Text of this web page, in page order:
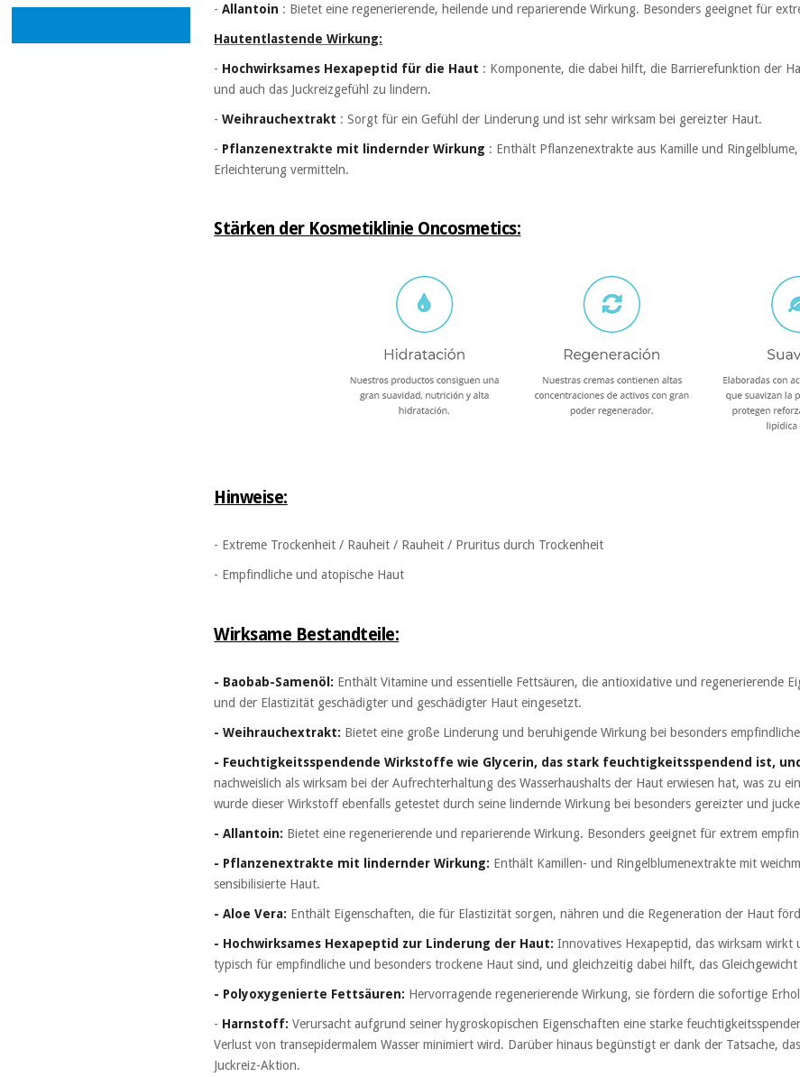
-Allantoin : Bietet eine regenerierende, heilende und reparierende Wirkung. Besonders geeignet für
Hautentlastende Wirkung:
- Hochwirksames Hexapeptid für die Haut : Komponente, die dabei hilft, die Barrierefunktion der
und auch das Juckreizgefühl zu lindern.
-Weihrauchextrakt : Sorgt für ein Gefühl der Linderung und ist sehr wirksam bei gereizter Haut.
- Pflanzenextrakte mit lindernder Wirkung : Enthält Pflanzenextrakte aus Kamille und
Erleichterung vermitteln.
Stärken der Kosmetiklinie Oncosmetics:
Hinweise:
- Extreme Trockenheit / Rauheit / Rauheit / Pruritus durch Trockenheit
- Empfindliche und atopische Haut
Wirksame Bestandteile:
- Baobab-Samenöl: Enthält Vitamine und essentielle Fettsäuren, die antioxidative und regenerierende
und der Elastizität geschädigter und geschädigter Haut eingesetzt.
- Weihrauchextrakt: Bietet eine große Linderung und beruhigende Wirkung bei besonders
- Feuchtigkeitsspendende Wirkstoffe wie Glycerin, das stark feuchtigkeitsspendend ist,
nachweislich als wirksam bei der Aufrechterhaltung des Wasserhaushalts der Haut erwiesen hat, was zu
wurde dieser Wirkstoff ebenfalls getestet durch seine lindernde Wirkung bei besonders gereizter und
- Allantoin: Bietet eine regenerierende und reparierende Wirkung. Besonders geeignet für extrem
- Pflanzenextrakte mit lindernder Wirkung: Enthält Kamillen- und Ringelblumenextrakte mit
sensibilisierte Haut.
- Aloe Vera: Enthält Eigenschaften, die für Elastizität sorgen, nähren und die Regeneration der Haut
- Hochwirksames Hexapeptid zur Linderung der Haut: Innovatives Hexapeptid, das wirksam
typisch für empfindliche und besonders trockene Haut sind, und gleichzeitig dabei hilft, das
- Polyoxygenierte Fettsäuren: Hervorragende regenerierende Wirkung, sie fördern die sofortige
- Harnstoff: Verursacht aufgrund seiner hygroskopischen Eigenschaften eine starke
Verlust von transepidermalem Wasser minimiert wird. Darüber hinaus begünstigt er dank der Tatsache,
Juckreiz-Aktion.